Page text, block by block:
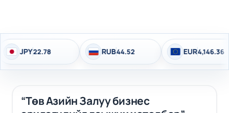
JPY 22.78 RUB44.52 EUR4,146.36
“Төв Азийн Залуу бизнес